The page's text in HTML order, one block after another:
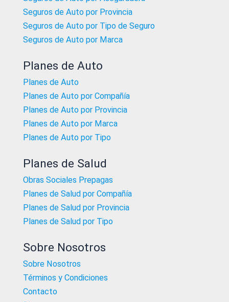
Seguros de Auto por Provincia
Seguros de Auto por Tipo de Seguro
Seguros de Auto por Marca
Planes de Auto
Planes de Auto
Planes de Auto por Compañía
Planes de Auto por Provincia
Planes de Auto por Marca
Planes de Auto por Tipo
Planes de Salud
Obras Sociales Prepagas
Planes de Salud por Compañía
Planes de Salud por Provincia
Planes de Salud por Tipo
Sobre Nosotros
Sobre Nosotros
Términos y Condiciones
Contacto